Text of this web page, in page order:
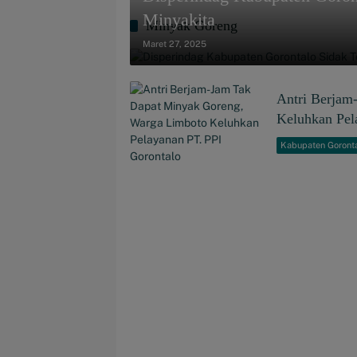
Minyak Goreng
Minyakita
Maret 27, 2025
Antri
Keluhkan
Kabupaten